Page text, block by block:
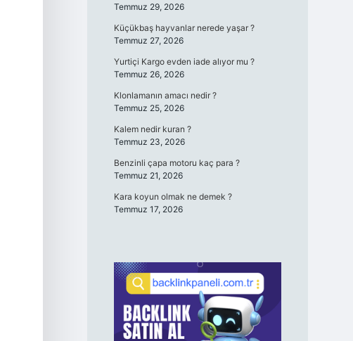
Temmuz 29, 2026
Küçükbaş hayvanlar nerede yaşar ?
Temmuz 27, 2026
Yurtiçi Kargo evden iade alıyor mu ?
Temmuz 26, 2026
Klonlamanın amacı nedir ?
Temmuz 25, 2026
Kalem nedir kuran ?
Temmuz 23, 2026
Benzinli çapa motoru kaç para ?
Temmuz 21, 2026
Kara koyun olmak ne demek ?
Temmuz 17, 2026